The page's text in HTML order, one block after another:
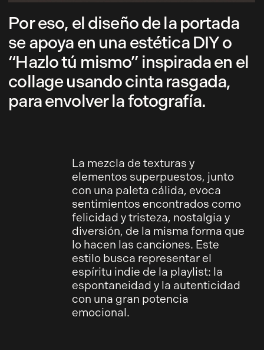
Por eso, el diseño de la portada
se apoya en una estética DIY o
“Hazlo tú mismo” inspirada en el
collage usando cinta rasgada,
para envolver la fotografía.
La mezcla de texturas y
elementos superpuestos, junto
con una paleta cálida, evoca
sentimientos encontrados como
felicidad y tristeza, nostalgia y
diversión, de la misma forma que
lo hacen las canciones. Este
estilo busca representar el
espíritu indie de la playlist: la
espontaneidad y la autenticidad
con una gran potencia
emocional.